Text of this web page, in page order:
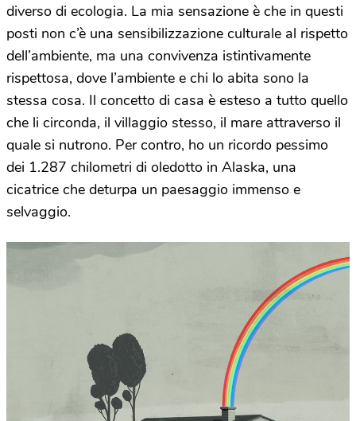
diverso di ecologia. La mia sensazione è che in questi
posti non c’è una sensibilizzazione culturale al rispetto
dell’ambiente, ma una convivenza istintivamente
rispettosa, dove l’ambiente e chi lo abita sono la
stessa cosa. Il concetto di casa è esteso a tutto quello
che li circonda, il villaggio stesso, il mare attraverso il
quale si nutrono. Per contro, ho un ricordo pessimo
dei 1.287 chilometri di oledotto in Alaska, una
cicatrice che deturpa un paesaggio immenso e
selvaggio.